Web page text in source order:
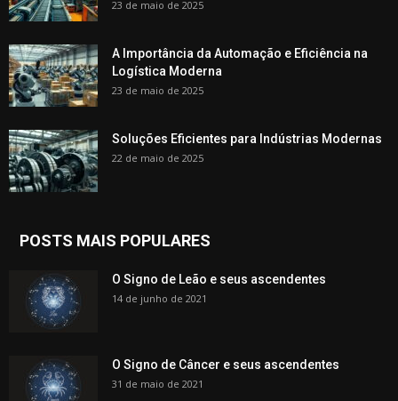
23 de maio de 2025
A Importância da Automação e Eficiência na
Logística Moderna
23 de maio de 2025
Soluções Eficientes para Indústrias Modernas
22 de maio de 2025
POSTS MAIS POPULARES
O Signo de Leão e seus ascendentes
14 de junho de 2021
O Signo de Câncer e seus ascendentes
31 de maio de 2021